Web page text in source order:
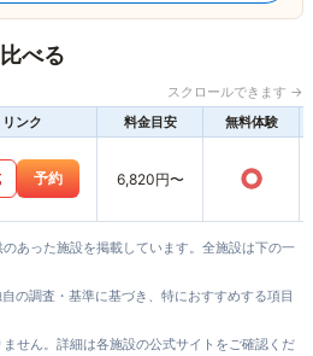
べる
スクロールできます →
リンク 料金目安 無料体験
予約 6,820円〜 ○
あった施設を掲載しています。全施設は下の一
の調査・基準に基づき、特におすすめする項目
せん。詳細は各施設の公式サイトをご確認くだ